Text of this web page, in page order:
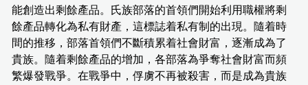
能創造出剩餘產品。氏族部落的首領們開始利用職權將剩
餘產品轉化為私有財產，這標誌着私有制的出現。隨着時
間的推移，部落首領們不斷積累着社會財富，逐漸成為了
貴族。隨着剩餘產品的增加，各部落為爭奪社會財富而頻
繁爆發戰爭。在戰爭中，俘虜不再被殺害，而是成為貴族